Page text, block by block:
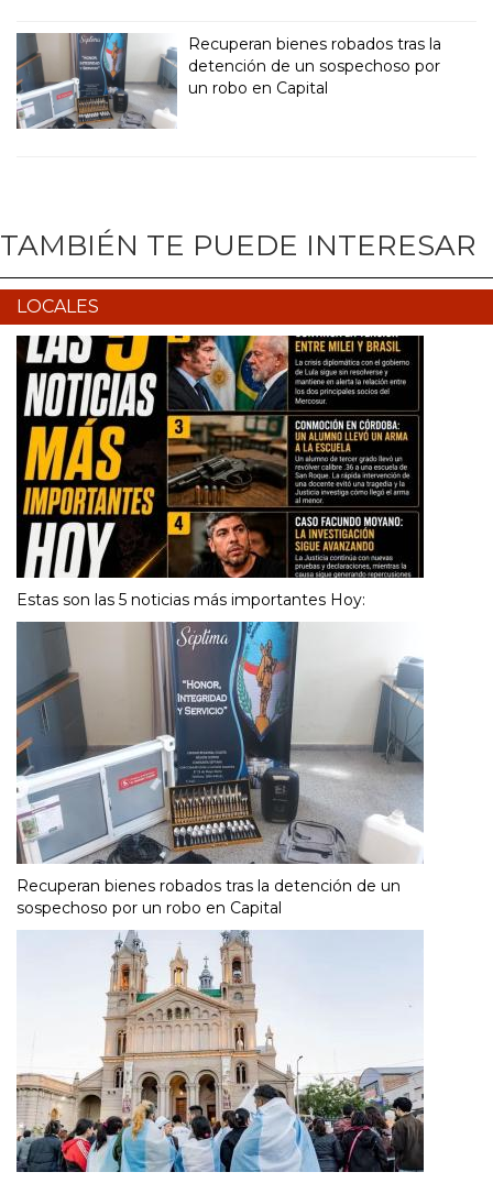
Recuperan bienes robados tras la
detención de un sospechoso por
un robo en Capital
TAMBIÉN TE PUEDE INTERESAR
LOCALES
Estas son las 5 noticias más importantes Hoy:
Recuperan bienes robados tras la detención de un
sospechoso por un robo en Capital